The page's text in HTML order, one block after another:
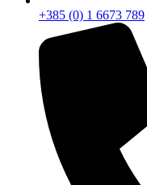
+385 (0) 1 6673 789